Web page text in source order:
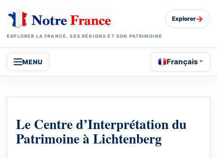
EXPLORER LA FRANCE, SES RÉGIONS ET SON PATRIMOINE
Explorer→
MENU Français
Le Centre d’Interprétation du
Patrimoine à Lichtenberg